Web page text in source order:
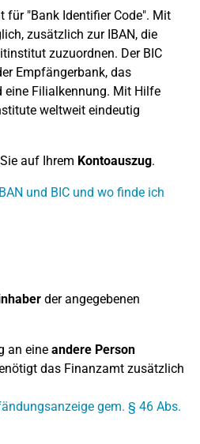
für "Bank Identifier Code". Mit
zusätzlich zur IBAN, die
zuzuordnen. Der BIC
Empfängerbank, das
eine Filialkennung. Mit Hilfe
weltweit eindeutig
auf Ihrem Kontoauszug.
und BIC und wo finde ich
der angegebenen
an eine andere Person
das Finanzamt zusätzlich
gem. § 46 Abs.